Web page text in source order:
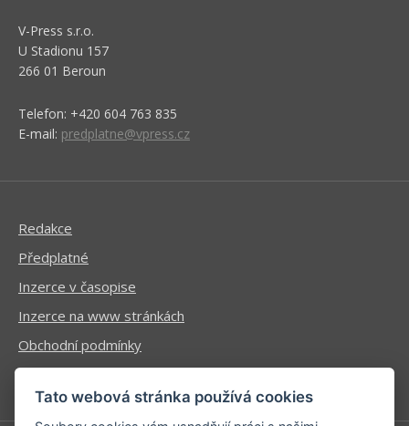
V-Press s.r.o.
U Stadionu 157
266 01 Beroun
Telefon: +420 604 763 835
E-mail: predplatne@vpress.cz
Redakce
Předplatné
Inzerce v časopise
Inzerce na www stránkách
Obchodní podmínky
Ochrana osobních údajů
Tato webová stránka používá cookies